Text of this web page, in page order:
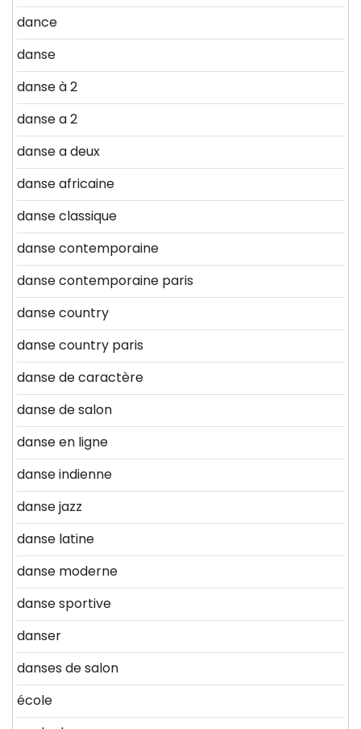
dance
danse
danse à 2
danse a 2
danse a deux
danse africaine
danse classique
danse contemporaine
danse contemporaine paris
danse country
danse country paris
danse de caractère
danse de salon
danse en ligne
danse indienne
danse jazz
danse latine
danse moderne
danse sportive
danser
danses de salon
école